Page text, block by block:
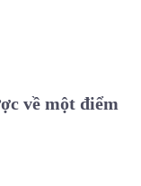
về một điểm